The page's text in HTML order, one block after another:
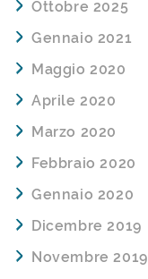
Ottobre 2025
Gennaio 2021
Maggio 2020
Aprile 2020
Marzo 2020
Febbraio 2020
Gennaio 2020
Dicembre 2019
Novembre 2019